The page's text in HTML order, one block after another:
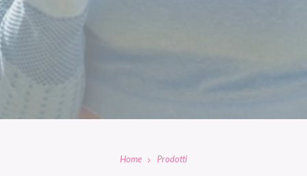
Home Prodotti